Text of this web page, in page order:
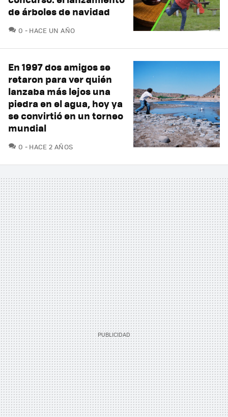
de árboles de navidad
0 COMENTARIOS
HACE UN AÑO
En 1997 dos amigos se
retaron para ver quién
lanzaba más lejos una
piedra en el agua, hoy ya
se convirtió en un torneo
mundial
0 COMENTARIOS
HACE 2 AÑOS